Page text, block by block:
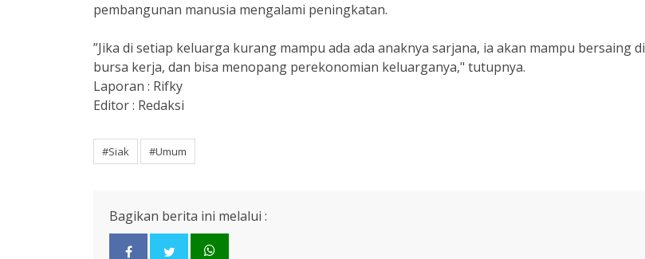
pembangunan manusia mengalami peningkatan.
”Jika di setiap keluarga kurang mampu ada ada anaknya sarjana, ia akan mampu bersaing di
bursa kerja, dan bisa menopang perekonomian keluarganya," tutupnya.
Laporan : Rifky
Editor : Redaksi
#Siak #Umum
Bagikan berita ini melalui :